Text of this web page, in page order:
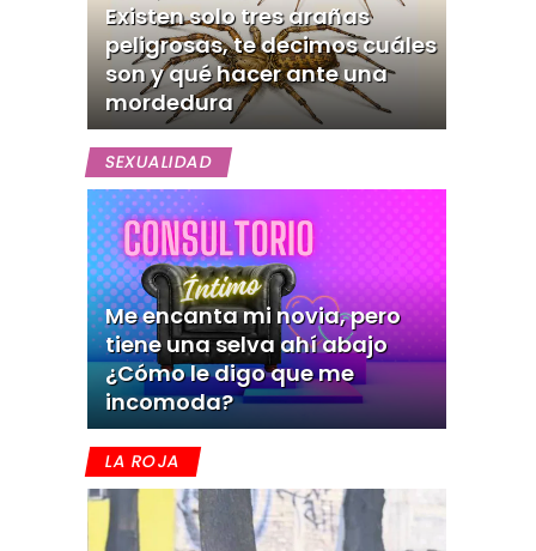
Existen solo tres arañas
peligrosas, te decimos cuáles
son y qué hacer ante una
mordedura
SEXUALIDAD
Me encanta mi novia, pero
tiene una selva ahí abajo
¿Cómo le digo que me
incomoda?
LA ROJA